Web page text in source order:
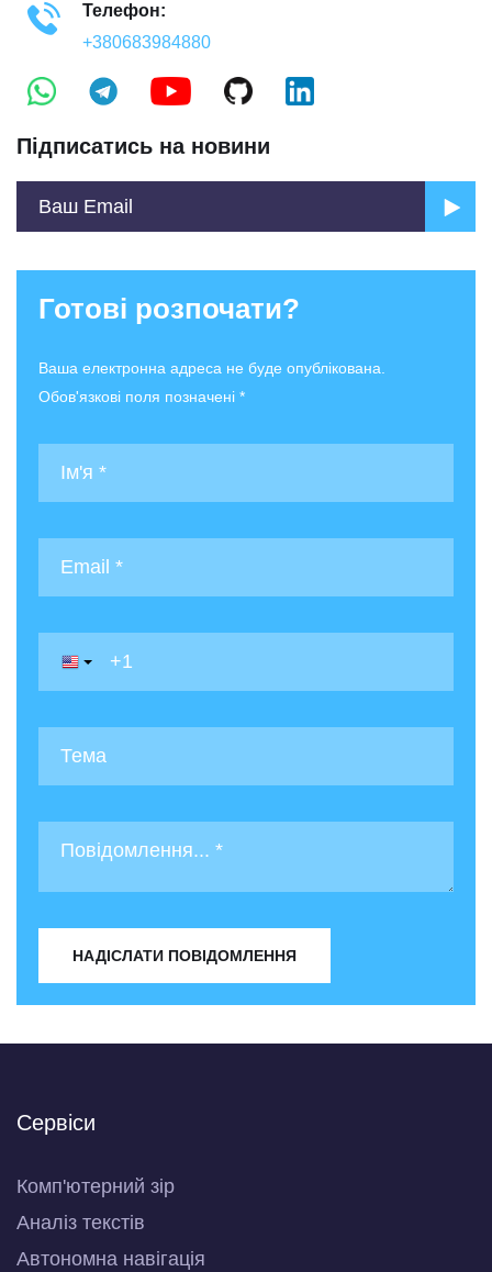
Телефон:
+380683984880
Підписатись на новини
Готові розпочати?
Ваша електронна адреса не буде опублікована.
Обов'язкові поля позначені *
НАДІСЛАТИ ПОВІДОМЛЕННЯ
Сервіси
Комп'ютерний зір
Аналіз текстів
Автономна навігація